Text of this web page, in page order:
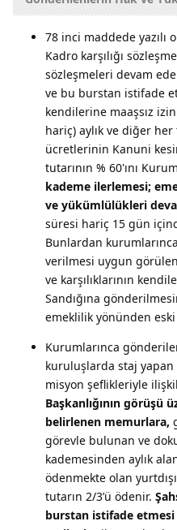
78 inci maddede yazılı
Kadro karşılığı
sözleşmeleri devam
ve bu burstan istifade
kendilerine maaşsız
hariç) aylık ve diğer
ücretlerinin Kanuni
tutarının % 60'ını
kademe ilerlemesi;
ve yükümlülükleri
süresi hariç 15 gün
Bunlardan
verilmesi uygun
ve karşılıklarının
Sandığına
emeklilik yönünden
Kurumlarınca
kuruluşlarda staj yapan
misyon şeflikleriyle
Başkanlığının görüşü
belirlenen memurlara,
görevle bulunan ve
kademesinden aylık
ödenmekte olan
tutarın 2/3’ü ödenir.
burstan istifade etmesi